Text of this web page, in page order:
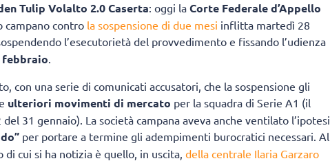
Tulip Volalto 2.0 Caserta: oggi la Corte Federale d’Appello
campano contro la sospensione di due mesi inflitta martedì 28
l’esecutorietà del provvedimento e fissando l’udienza
febbraio.
con una serie di comunicati accusatori, che la sospensione gli
ulteriori movimenti di mercato per la squadra di Serie A1 (il
31 gennaio). La società campana aveva anche ventilato l’ipotesi
per portare a termine gli adempimenti burocratici necessari. Al
cui si ha notizia è quello, in uscita, della centrale Ilaria Garzaro